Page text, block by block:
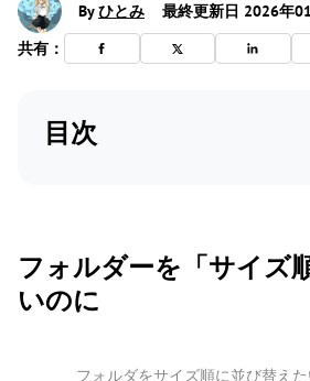
Byひとみ
最終更新日 2026年
共有：
目次
フォルダーを「サイズ
いのに
フォルダをサイズ順に並び替え